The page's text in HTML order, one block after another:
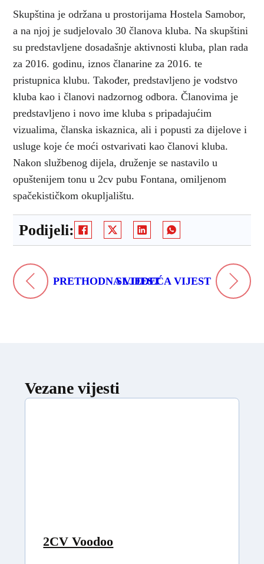
Skupština je održana u prostorijama Hostela Samobor,
a na njoj je sudjelovalo 30 članova kluba. Na skupštini
su predstavljene dosadašnje aktivnosti kluba, plan rada
za 2016. godinu, iznos članarine za 2016. te
pristupnica klubu. Također, predstavljeno je vodstvo
kluba kao i članovi nadzornog odbora. Članovima je
predstavljeno i novo ime kluba s pripadajućim
vizualima, članska iskaznica, ali i popusti za dijelove i
usluge koje će moći ostvarivati kao članovi kluba.
Nakon službenog dijela, druženje se nastavilo u
opuštenijem tonu u 2cv pubu Fontana, omiljenom
spačekističkom okupljalištu.
Podijeli:
PRETHODNA VIJESTSLJEDEĆA VIJEST
Vezane vijesti
2CV Voodoo